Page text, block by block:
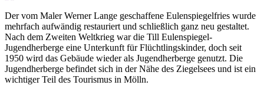
Der vom Maler Werner Lange geschaffene Eulenspiegelfries wurde
mehrfach aufwändig restauriert und schließlich ganz neu gestaltet.
Nach dem Zweiten Weltkrieg war die Till Eulenspiegel-
Jugendherberge eine Unterkunft für Flüchtlingskinder, doch seit
1950 wird das Gebäude wieder als Jugendherberge genutzt. Die
Jugendherberge befindet sich in der Nähe des Ziegelsees und ist ein
wichtiger Teil des Tourismus in Mölln.